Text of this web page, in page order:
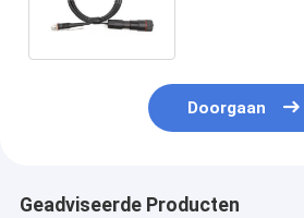
Doorgaan
Geadviseerde Producten